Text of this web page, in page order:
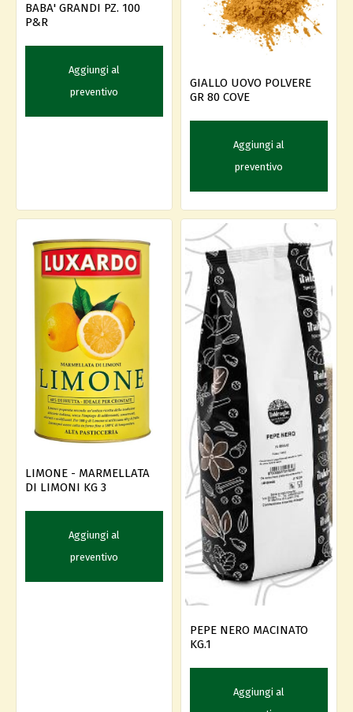
BABA' GRANDI PZ. 100
P&R
Aggiungi al
preventivo
GIALLO UOVO POLVERE
GR 80 COVE
Aggiungi al
preventivo
LIMONE - MARMELLATA
DI LIMONI KG 3
Aggiungi al
preventivo
PEPE NERO MACINATO
KG.1
Aggiungi al